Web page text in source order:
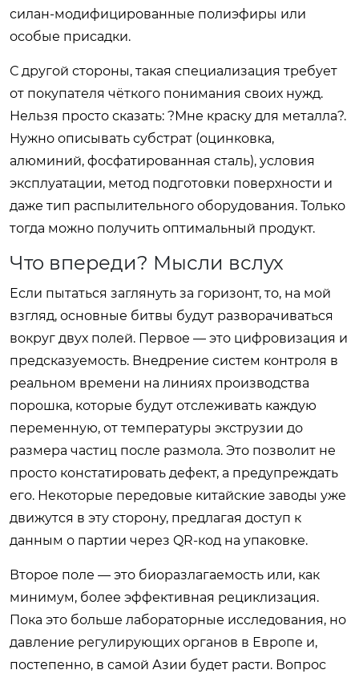
силан-модифицированные полиэфиры или
особые присадки.
С другой стороны, такая специализация требует
от покупателя чёткого понимания своих нужд.
Нельзя просто сказать: ?Мне краску для металла?.
Нужно описывать субстрат (оцинковка,
алюминий, фосфатированная сталь), условия
эксплуатации, метод подготовки поверхности и
даже тип распылительного оборудования. Только
тогда можно получить оптимальный продукт.
Что впереди? Мысли вслух
Если пытаться заглянуть за горизонт, то, на мой
взгляд, основные битвы будут разворачиваться
вокруг двух полей. Первое — это цифровизация и
предсказуемость. Внедрение систем контроля в
реальном времени на линиях производства
порошка, которые будут отслеживать каждую
переменную, от температуры экструзии до
размера частиц после размола. Это позволит не
просто констатировать дефект, а предупреждать
его. Некоторые передовые китайские заводы уже
движутся в эту сторону, предлагая доступ к
данным о партии через QR-код на упаковке.
Второе поле — это биоразлагаемость или, как
минимум, более эффективная рециклизация.
Пока это больше лабораторные исследования, но
давление регулирующих органов в Европе и,
постепенно, в самой Азии будет расти. Вопрос